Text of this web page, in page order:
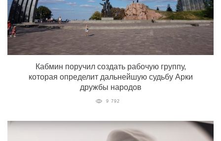
Кабмин поручил создать рабочую группу,
которая определит дальнейшую судьбу Арки
дружбы народов
9 792